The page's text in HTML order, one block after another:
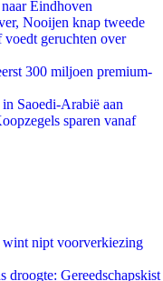
Eindhoven
Nooijen knap tweede
geruchten over
300 miljoen premium-
Saoedi-Arabië aan
sparen vanaf
wint nipt voorverkiezing
droogte: Gereedschapskist